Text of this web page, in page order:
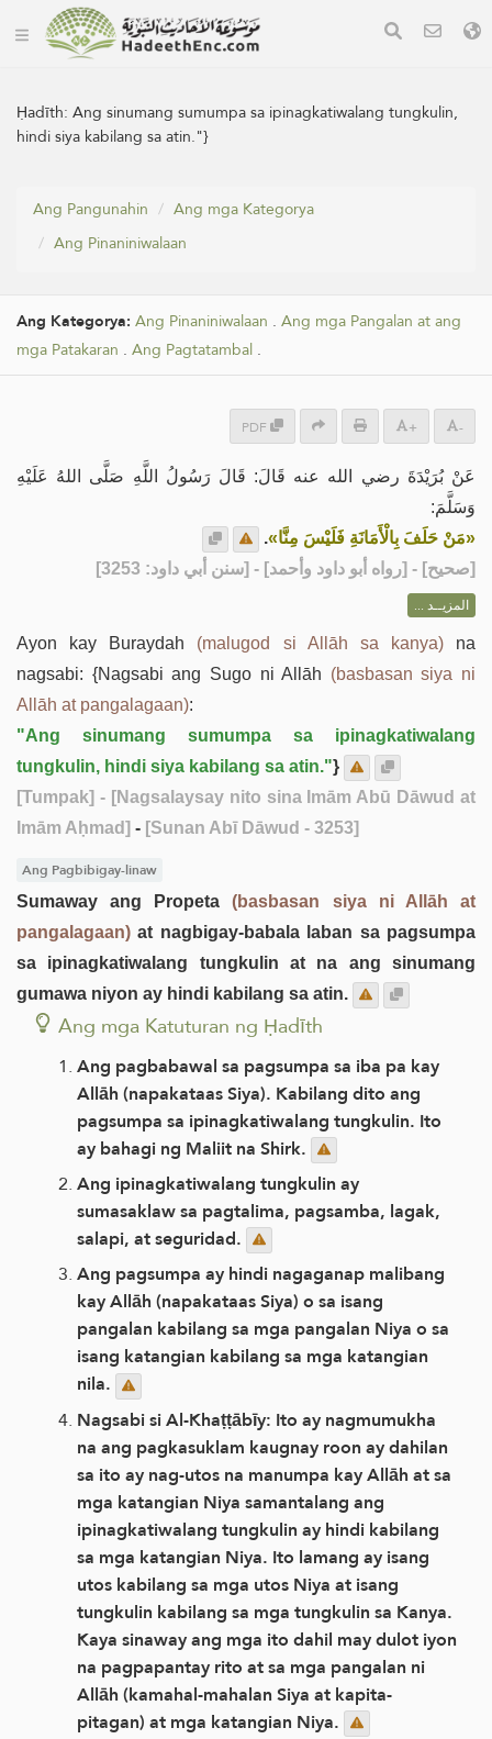
Ḥadīth:Ang sinumang sumumpa sa ipinagkatiwalang tungkulin,
hindi siya kabilang sa atin."}
Ang Pangunahin
Ang mga Kategorya
Ang Pinaniniwalaan
Ang Kategorya: Ang Pinaniniwalaan . Ang mga Pangalan at ang
mga Patakaran . Ang Pagtatambal .
PDF + -
عَنْ بُرَيْدَةَ رضي الله عنه قَالَ: قَالَ رَسُولُ اللَّهِ صَلَّى اللهُ عَلَيْهِ
وَسَلَّمَ:
«مَنْ حَلَفَ بِالْأَمَانَةِ فَلَيْسَ مِنَّا».
[صحيح] - [رواه أبو داود وأحمد] - [سنن أبي داود: 3253]
المزيــد ...
Ayon kay Buraydah (malugod si Allāh sa kanya)na
nagsabi: {Nagsabi ang Sugo ni Allāh (basbasan siya ni
Allāh at pangalagaan):
"Ang sinumang sumumpa sa ipinagkatiwalang
tungkulin, hindi siya kabilang sa atin."}
[Tumpak] - [Nagsalaysay nito sina Imām Abū Dāwud at
Imām Aḥmad] - [Sunan Abī Dāwud - 3253]
Ang Pagbibigay-linaw
Sumaway ang Propeta(basbasan siya ni Allāh at
pangalagaan) at nagbigay-babala laban sa pagsumpa
sa ipinagkatiwalang tungkulin at na ang sinumang
gumawa niyon ay hindi kabilang sa atin.
Ang mga Katuturan ng Ḥadīth
Ang pagbabawal sa pagsumpa sa iba pa kay
Allāh (napakataas Siya). Kabilang dito ang
pagsumpa sa ipinagkatiwalang tungkulin. Ito
ay bahagi ng Maliit na Shirk.
Ang ipinagkatiwalang tungkulin ay
sumasaklaw sa pagtalima, pagsamba, lagak,
salapi, at seguridad.
Ang pagsumpa ay hindi nagaganap malibang
kay Allāh (napakataas Siya) o sa isang
pangalan kabilang sa mga pangalan Niya o sa
isang katangian kabilang sa mga katangian
nila.
Nagsabi si Al-Khaṭṭābīy: Ito ay nagmumukha
na ang pagkasuklam kaugnay roon ay dahilan
sa ito ay nag-utos na manumpa kay Allāh at sa
mga katangian Niya samantalang ang
ipinagkatiwalang tungkulin ay hindi kabilang
sa mga katangian Niya. Ito lamang ay isang
utos kabilang sa mga utos Niya at isang
tungkulin kabilang sa mga tungkulin sa Kanya.
Kaya sinaway ang mga ito dahil may dulot iyon
na pagpapantay rito at sa mga pangalan ni
Allāh (kamahal-mahalan Siya at kapita-
pitagan) at mga katangian Niya.